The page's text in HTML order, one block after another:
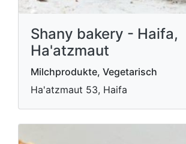
Shany bakery - Haifa,
Ha'atzmaut
Milchprodukte, Vegetarisch
Ha'atzmaut 53, Haifa